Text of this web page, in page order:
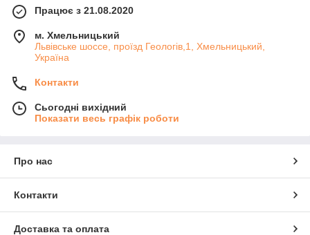
Працює з 21.08.2020
м. Хмельницький
Львівське шоссе, проїзд Геологів,1, Хмельницький,
Україна
Контакти
Сьогодні вихідний
Показати весь графік роботи
Про нас
Контакти
Доставка та оплата